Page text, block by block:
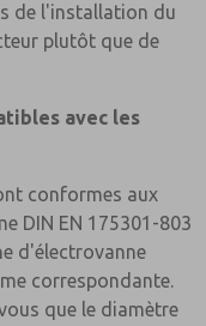
de l'installation du
plutôt que de
avec les
conformes aux
DIN EN 175301-803
d'électrovanne
correspondante.
que le diamètre